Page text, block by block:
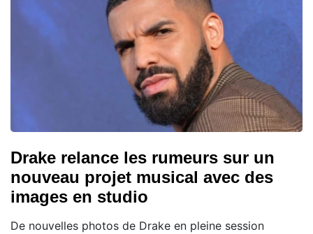
Drake relance les rumeurs sur un
nouveau projet musical avec des
images en studio
De nouvelles photos de Drake en pleine session